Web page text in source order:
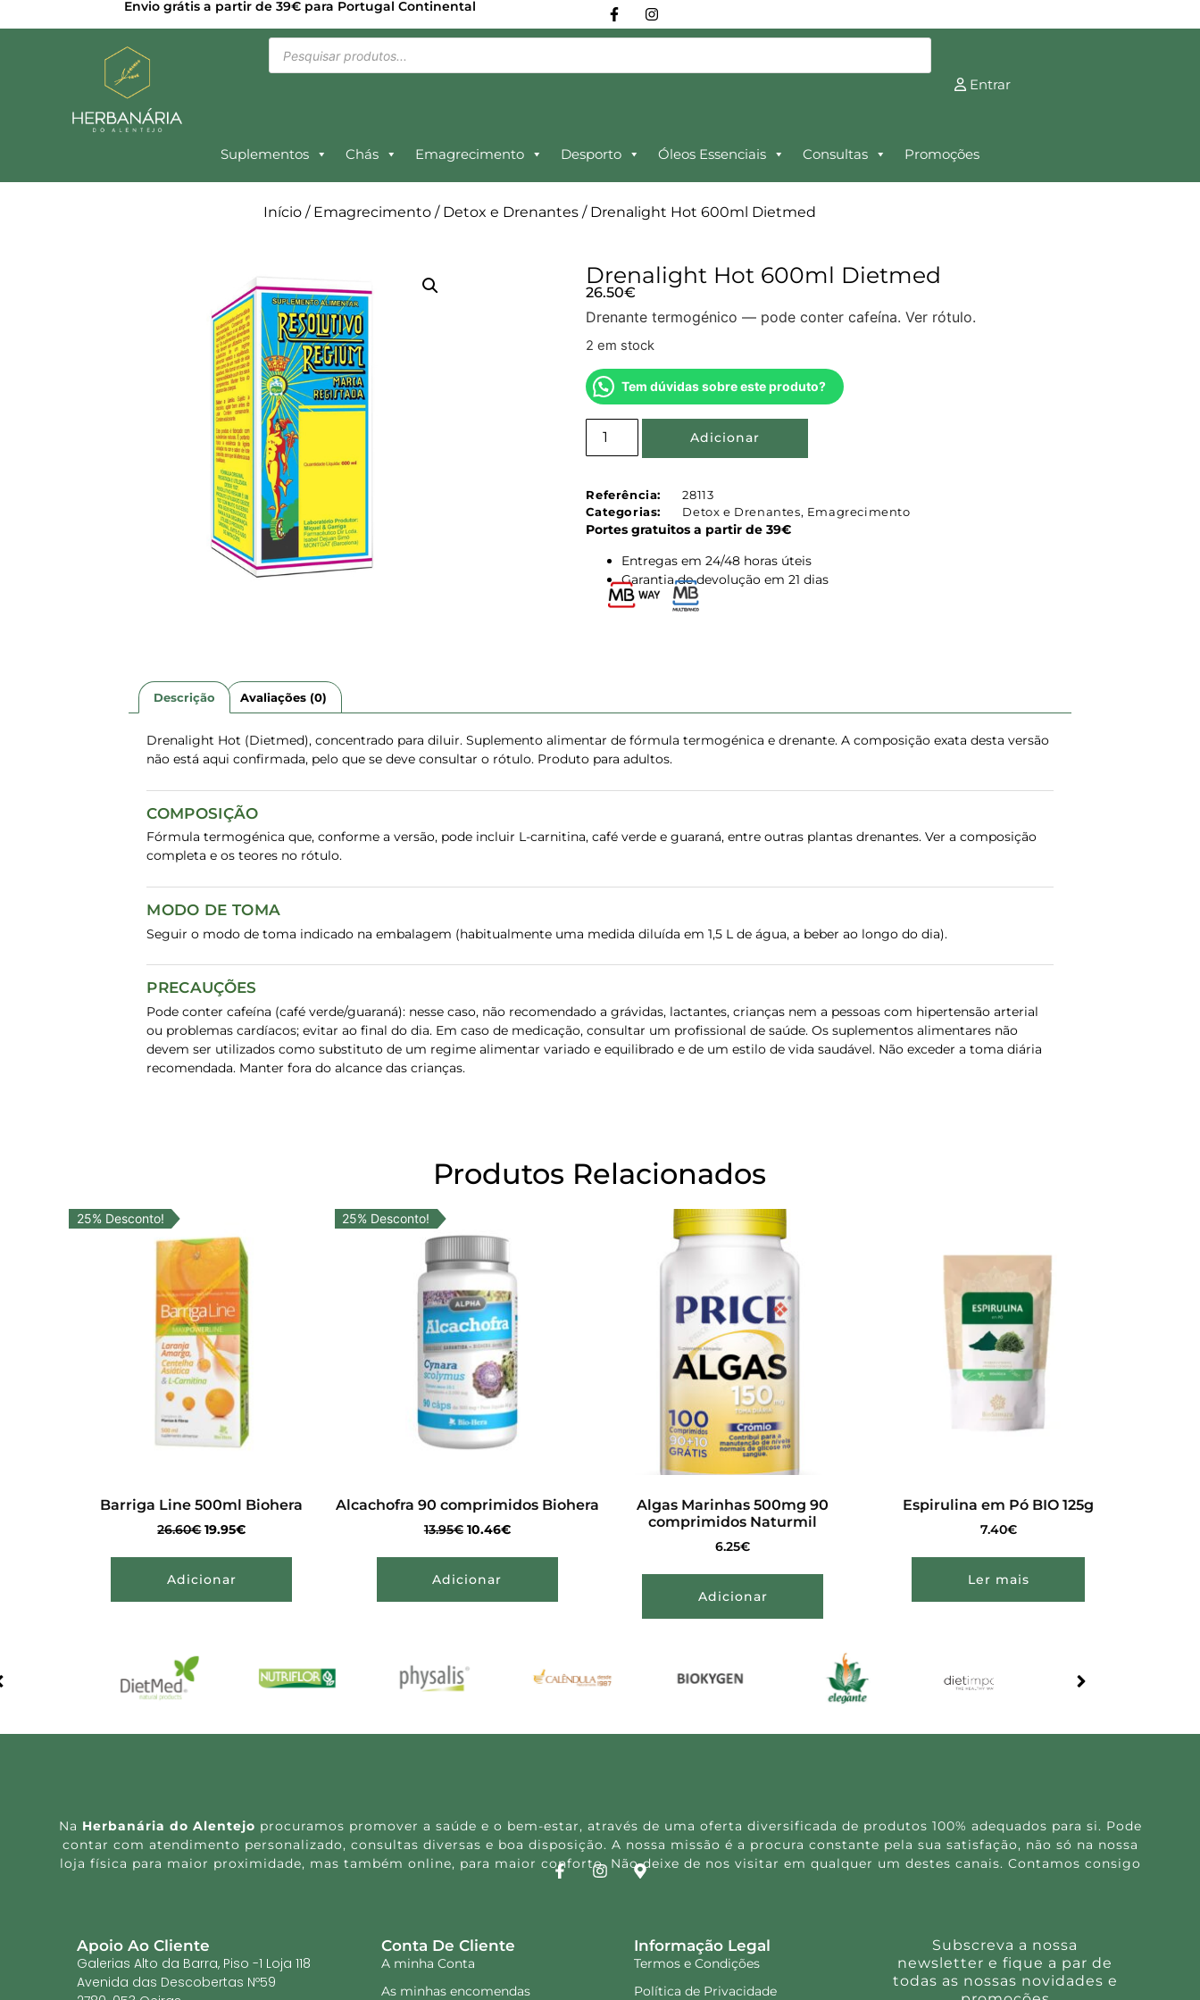
Envio grátis a partir de 39€ para Portugal Continental
Entrar
Suplementos Chás Emagrecimento Desporto Óleos Essenciais Consultas Promoções
Início / Emagrecimento / Detox e Drenantes / Drenalight Hot 600ml Dietmed
Drenalight Hot 600ml Dietmed
26.50€
Drenante termogénico — pode conter cafeína. Ver rótulo.
2 em stock
Tem dúvidas sobre este produto?
Adicionar
Referência:
28113
Categorias:
Detox e Drenantes, Emagrecimento
Portes gratuitos a partir de 39€
Entregas em 24/48 horas úteis
Garantia de devolução em 21 dias
Descrição Avaliações (0)
Drenalight Hot (Dietmed), concentrado para diluir. Suplemento alimentar de fórmula termogénica e drenante. A composição exata desta versão
não está aqui confirmada, pelo que se deve consultar o rótulo. Produto para adultos.
COMPOSIÇÃO
Fórmula termogénica que, conforme a versão, pode incluir L-carnitina, café verde e guaraná, entre outras plantas drenantes. Ver a composição
completa e os teores no rótulo.
MODO DE TOMA
Seguir o modo de toma indicado na embalagem (habitualmente uma medida diluída em 1,5 L de água, a beber ao longo do dia).
PRECAUÇÕES
Pode conter cafeína (café verde/guaraná): nesse caso, não recomendado a grávidas, lactantes, crianças nem a pessoas com hipertensão arterial
ou problemas cardíacos; evitar ao final do dia. Em caso de medicação, consultar um profissional de saúde. Os suplementos alimentares não
devem ser utilizados como substituto de um regime alimentar variado e equilibrado e de um estilo de vida saudável. Não exceder a toma diária
recomendada. Manter fora do alcance das crianças.
Produtos Relacionados
25% Desconto!
Barriga Line 500ml Biohera
26.60€ 19.95€
Adicionar
25% Desconto!
Alcachofra 90 comprimidos Biohera
13.95€ 10.46€
Adicionar
Algas Marinhas 500mg 90
comprimidos Naturmil
6.25€
Adicionar
Espirulina em Pó BIO 125g
7.40€
Ler mais
Na Herbanária do Alentejo procuramos promover a saúde e o bem-estar, através de uma oferta diversificada de produtos 100% adequados para si. Pode
contar com atendimento personalizado, consultas diversas e boa disposição. A nossa missão é a procura constante pela sua satisfação, não só na nossa
loja física para maior proximidade, mas também online, para maior conforto. Não deixe de nos visitar em qualquer um destes canais. Contamos consigo
Apoio Ao Cliente
Galerias Alto da Barra, Piso -1 Loja 118
Avenida das Descobertas Nº59
Conta De Cliente
A minha Conta
As minhas encomendas
Informação Legal
Termos e Condições
Política de Privacidade
Subscreva a nossa
newsletter e fique a par de
todas as nossas novidades e